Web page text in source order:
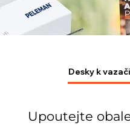
Desky k vazači
Upoutejte